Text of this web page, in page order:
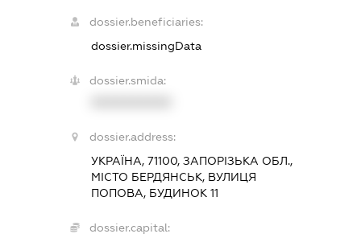
dossier.beneficiaries:
dossier.missingData
dossier.smida:
dossier.address:
УКРАЇНА, 71100, ЗАПОРІЗЬКА ОБЛ.,
МІСТО БЕРДЯНСЬК, ВУЛИЦЯ
ПОПОВА, БУДИНОК 11
dossier.capital: